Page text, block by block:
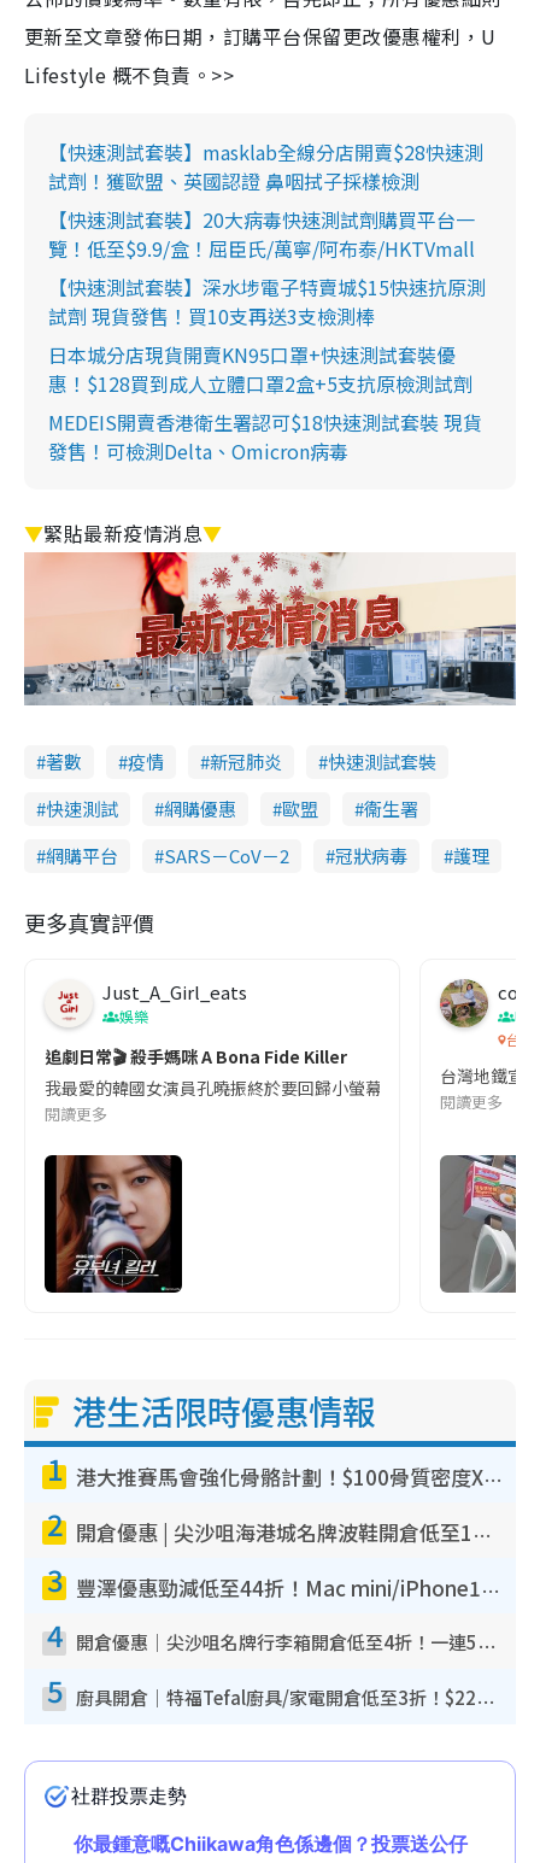
更新至文章發佈日期，訂購平台保留更改優惠權利，U
Lifestyle 概不負責。>>
【快速測試套裝】masklab全線分店開賣$28快速測
試劑！獲歐盟、英國認證 鼻咽拭子採樣檢測
【快速測試套裝】20大病毒快速測試劑購買平台一
覽！低至$9.9/盒！屈臣氏/萬寧/阿布泰/HKTVmall
【快速測試套裝】深水埗電子特賣城$15快速抗原測
試劑 現貨發售！買10支再送3支檢測棒
日本城分店現貨開賣KN95口罩+快速測試套裝優
惠！$128買到成人立體口罩2盒+5支抗原檢測試劑
MEDEIS開賣香港衛生署認可$18快速測試套裝 現貨
發售！可檢測Delta、Omicron病毒
▼緊貼最新疫情消息▼
著數 疫情 新冠肺炎
快速測試套裝
快速測試
網購優惠 歐盟
衞生署
網購平台
SARS－CoV－2 冠狀病毒 護理
更多真實評價
Just_A_Girl_eats
娛樂
追劇日常🎬 殺手媽咪 A Bona Fide Killer
我最愛的韓國女演員孔曉振終於要回歸小螢幕啦!這次的劇本改編
閱讀更多
co
吹
台灣
台灣地鐵宣
閱讀更多
港生活限時優惠情報
1 港大推賽馬會強化骨骼計劃！$100骨質密度X光檢查 完成免費運動訓練送超市禮券！附參加資格
2 開倉優惠 | 尖沙咀海港城名牌波鞋開倉低至1折！On鞋$899起／Joy&Peace鞋履$98起
3 豐澤優惠勁減低至44折！Mac mini/iPhone17Pro大減價！廚房家電$220起
4 開倉優惠｜尖沙咀名牌行李箱開倉低至4折！一連5日 American Tourister/ace./Hallmark $200起！
5 廚具開倉｜特福Tefal廚具/家電開倉低至3折！$220起買平底鍋/炒鑊/湯煲！電飯煲/吸塵機/燙斗$418起